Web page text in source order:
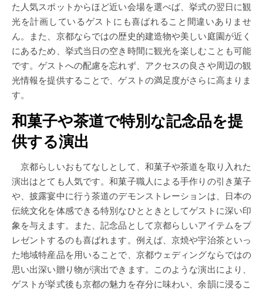
た人気スポットからほど近い会場を選べば、挙式の翌日に観
光を計画しているゲストにも喜ばれること間違いありませ
ん。また、京都ならではの歴史的建造物や美しい庭園が近く
にあるため、挙式当日の空き時間に観光を楽しむことも可能
です。ゲストへの配慮を忘れず、アクセスの良さや周辺の観
光情報を提供することで、ゲストの満足度がさらに高まりま
す。
和菓子や茶道で特別な記念品を提
供する演出
京都らしいおもてなしとして、和菓子や茶道を取り入れた
演出はとても人気です。和菓子職人による手作りの引き菓子
や、披露宴中に行う茶道のデモンストレーションは、日本の
伝統文化を体感できる特別なひとときとしてゲストに深い印
象を与えます。また、記念品として京都らしいアイテムをプ
レゼントするのも喜ばれます。例えば、京焼や宇治茶といっ
た地域特産品を用いることで、京都ウェディングならではの
思い出深い贈り物が演出できます。このような演出により、
ゲストが挙式後も京都の魅力を存分に味わい、余韻に浸るこ